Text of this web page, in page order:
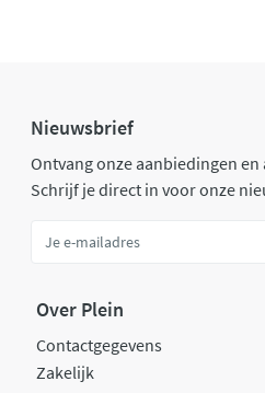
Nieuwsbrief
Ontvang onze aanbiedingen en
Schrijf je direct in voor onze
Over Plein
Contactgegevens
Zakelijk